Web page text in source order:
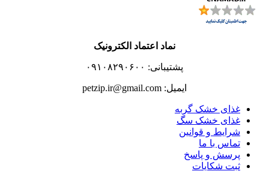
نماد اعتماد الکترونیک
پشتیبانی: ۰۹۱۰۸۲۹۰۶۰۰
ایمیل: petzip.ir@gmail.com
غذای خشک گربه
غذای خشک سگ
شرایط و قوانین
تماس با ما
پرسش و پاسخ
ثبت شکایات